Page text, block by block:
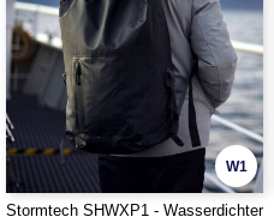
W1
Stormtech SHWXP1 - Wasserdichter